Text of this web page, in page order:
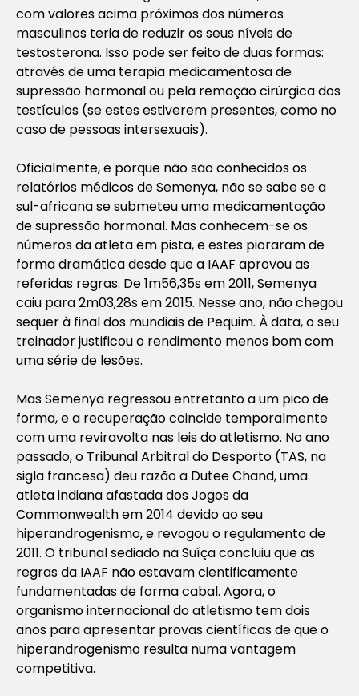
com valores acima próximos dos números
masculinos teria de reduzir os seus níveis de
testosterona. Isso pode ser feito de duas formas:
através de uma terapia medicamentosa de
supressão hormonal ou pela remoção cirúrgica dos
testículos (se estes estiverem presentes, como no
caso de pessoas intersexuais).
Oficialmente, e porque não são conhecidos os
relatórios médicos de Semenya, não se sabe se a
sul-africana se submeteu uma medicamentação
de supressão hormonal. Mas conhecem-se os
números da atleta em pista, e estes pioraram de
forma dramática desde que a IAAF aprovou as
referidas regras. De 1m56,35s em 2011, Semenya
caiu para 2m03,28s em 2015. Nesse ano, não chegou
sequer à final dos mundiais de Pequim. À data, o seu
treinador justificou o rendimento menos bom com
uma série de lesões.
Mas Semenya regressou entretanto a um pico de
forma, e a recuperação coincide temporalmente
com uma reviravolta nas leis do atletismo. No ano
passado, o Tribunal Arbitral do Desporto (TAS, na
sigla francesa) deu razão a Dutee Chand, uma
atleta indiana afastada dos Jogos da
Commonwealth em 2014 devido ao seu
hiperandrogenismo, e revogou o regulamento de
2011. O tribunal sediado na Suíça concluiu que as
regras da IAAF não estavam cientificamente
fundamentadas de forma cabal. Agora, o
organismo internacional do atletismo tem dois
anos para apresentar provas científicas de que o
hiperandrogenismo resulta numa vantagem
competitiva.